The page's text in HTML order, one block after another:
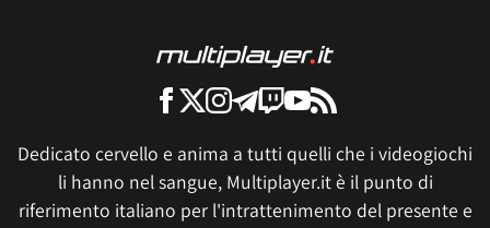
Dedicato cervello e anima a tutti quelli che i videogiochi
li hanno nel sangue, Multiplayer.it è il punto di
riferimento italiano per l'intrattenimento del presente e